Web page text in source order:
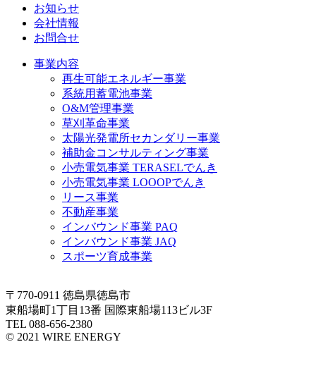
お知らせ
会社情報
お問合せ
事業内容
再生可能エネルギー事業
系統用蓄電池事業
O&M管理事業
草刈革命事業
太陽光発電所セカンダリー事業
補助金コンサルティング事業
小売電気事業 TERASELでんき
小売電気事業 LOOOPでんき
リース事業
不動産事業
インバウンド事業 PAQ
インバウンド事業 JAQ
スポーツ育成事業
〒770-0911 徳島県徳島市
東船場町1丁目13番 国際東船場113ビル3F
TEL 088-656-2380
© 2021 WIRE ENERGY